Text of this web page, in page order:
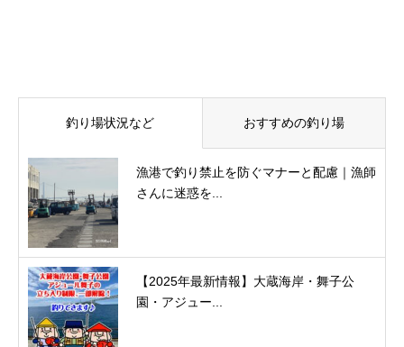
釣り場状況など おすすめの釣り場
漁港で釣り禁止を防ぐマナーと配慮｜漁師
さんに迷惑を...
【2025年最新情報】大蔵海岸・舞子公
園・アジュー...